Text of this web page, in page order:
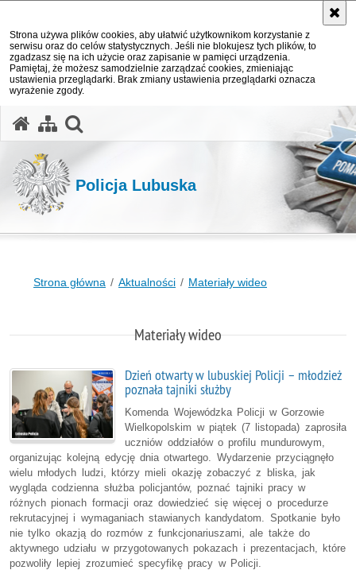
Strona używa plików cookies, aby ułatwić użytkownikom korzystanie z
serwisu oraz do celów statystycznych. Jeśli nie blokujesz tych plików, to
zgadzasz się na ich użycie oraz zapisanie w pamięci urządzenia.
Pamiętaj, że możesz samodzielnie zarządzać cookies, zmieniając
ustawienia przeglądarki. Brak zmiany ustawienia przeglądarki oznacza
wyrażenie zgody.
Policja Lubuska
Strona główna Aktualności Materiały wideo
Materiały wideo
Dzień otwarty w lubuskiej Policji – młodzież
poznała tajniki służby
Komenda Wojewódzka Policji w Gorzowie
Wielkopolskim w piątek (7 listopada) zaprosiła
uczniów oddziałów o profilu mundurowym,
organizując kolejną edycję dnia otwartego. Wydarzenie przyciągnęło
wielu młodych ludzi, którzy mieli okazję zobaczyć z bliska, jak
wygląda codzienna służba policjantów, poznać tajniki pracy w
różnych pionach formacji oraz dowiedzieć się więcej o procedurze
rekrutacyjnej i wymaganiach stawianych kandydatom. Spotkanie było
nie tylko okazją do rozmów z funkcjonariuszami, ale także do
aktywnego udziału w przygotowanych pokazach i prezentacjach, które
pozwoliły lepiej zrozumieć specyfikę pracy w Policji.